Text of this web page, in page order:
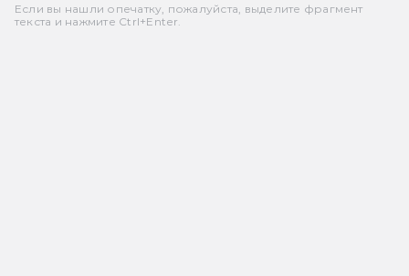
Если вы нашли опечатку, пожалуйста, выделите фрагмент
текста и нажмите Ctrl+Enter.